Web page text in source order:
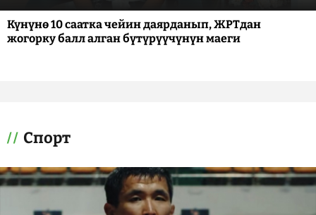
Күнүнө 10 саатка чейин даярданып, ЖРТдан
жогорку балл алган бүтүрүүчүнүн маеги
Спорт